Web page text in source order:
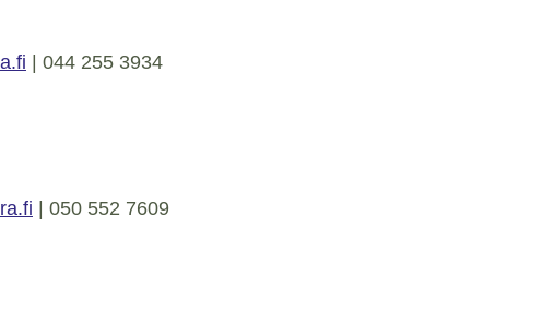
| 044 255 3934
| 050 552 7609